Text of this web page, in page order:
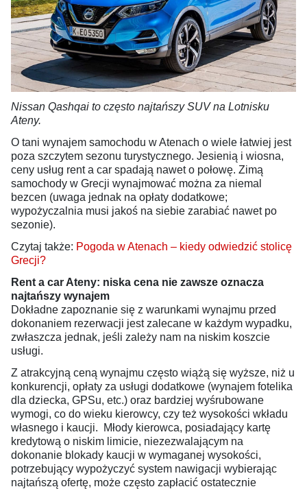
Nissan Qashqai to często najtańszy SUV na Lotnisku
Ateny.
O tani wynajem samochodu w Atenach o wiele łatwiej jest
poza szczytem sezonu turystycznego. Jesienią i wiosna,
ceny usług rent a car spadają nawet o połowę. Zimą
samochody w Grecji wynajmować można za niemal
bezcen (uwaga jednak na opłaty dodatkowe;
wypożyczalnia musi jakoś na siebie zarabiać nawet po
sezonie).
Czytaj także: Pogoda w Atenach – kiedy odwiedzić stolicę
Grecji?
Rent a car Ateny: niska cena nie zawsze oznacza
najtańszy wynajem
Dokładne zapoznanie się z warunkami wynajmu przed
dokonaniem rezerwacji jest zalecane w każdym wypadku,
zwłaszcza jednak, jeśli zależy nam na niskim koszcie
usługi.
Z atrakcyjną ceną wynajmu często wiążą się wyższe, niż u
konkurencji, opłaty za usługi dodatkowe (wynajem fotelika
dla dziecka, GPSu, etc.) oraz bardziej wyśrubowane
wymogi, co do wieku kierowcy, czy też wysokości wkładu
własnego i kaucji. Młody kierowca, posiadający kartę
kredytową o niskim limicie, niezezwalającym na
dokonanie blokady kaucji w wymaganej wysokości,
potrzebujący wypożyczyć system nawigacji wybierając
najtańszą ofertę, może często zapłacić ostatecznie